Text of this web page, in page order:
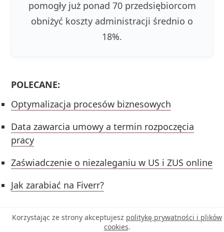
pomogły już ponad 70 przedsiębiorcom
obniżyć koszty administracji średnio o
18%.
POLECANE:
Optymalizacja procesów biznesowych
Data zawarcia umowy a termin rozpoczęcia
pracy
Zaświadczenie o niezaleganiu w US i ZUS online
Jak zarabiać na Fiverr?
Korzystając ze strony akceptujesz politykę prywatności i plików
cookies.